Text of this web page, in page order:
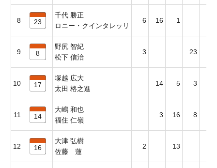
8 23
千代 勝正
ロニー・クインタレッリ
6 16 1
9 8
野尻 智紀
松下 信治
3 23
10 17
塚越 広大
太田 格之進
14 5 3
11 14
大嶋 和也
福住 仁嶺
3 16 8
12 16
大津 弘樹
佐藤 蓮
2 13